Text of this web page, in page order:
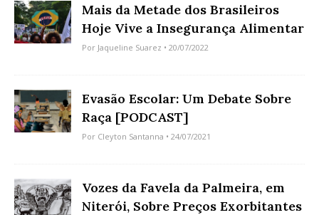
Mais da Metade dos Brasileiros
Hoje Vive a Insegurança Alimentar
Por Jaqueline Suarez • 20/07/2022
Evasão Escolar: Um Debate Sobre
Raça [PODCAST]
Por Cleyton Santanna • 24/07/2021
Vozes da Favela da Palmeira, em
Niterói, Sobre Preços Exorbitantes